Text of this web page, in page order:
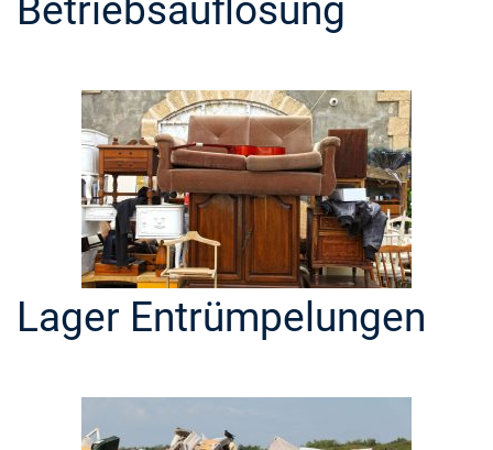
Betriebsauflösung
Lager Entrümpelungen